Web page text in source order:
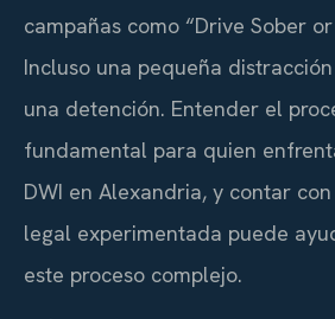
campañas como “Drive Sober
Incluso una pequeña
una detención. Entender el
fundamental para quien
DWI en Alexandria, y contar
legal experimentada puede
este proceso complejo.